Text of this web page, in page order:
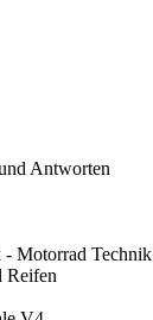
Antworten
- Motorrad Technik
Reifen